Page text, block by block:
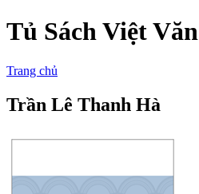
Tủ Sách Việt Văn
Trang chủ
Trần Lê Thanh Hà